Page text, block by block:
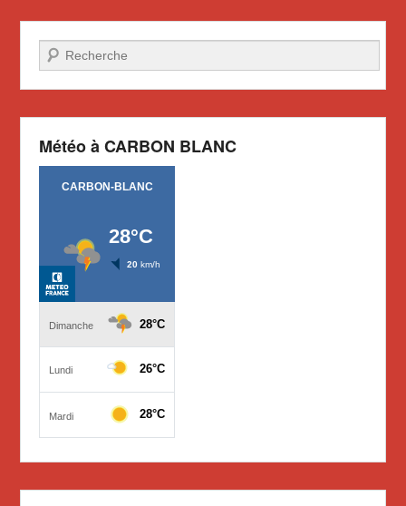
Recherche
Météo à CARBON BLANC